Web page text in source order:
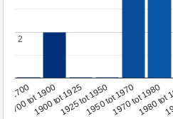
1700
1700 tot 1900
1900 tot 19251925 tot 19501950 tot 19701970 tot 1980
1980
2
2